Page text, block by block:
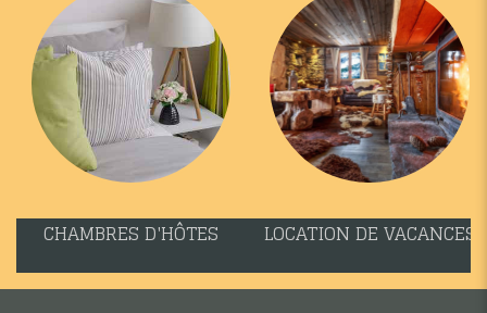
CHAMBRES D'HÔTES LOCATION DE VACANCES